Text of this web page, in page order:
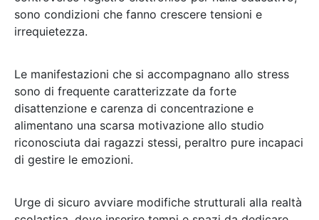
sono condizioni che fanno crescere tensioni e
irrequietezza.
Le manifestazioni che si accompagnano allo stress
sono di frequente caratterizzate da forte
disattenzione e carenza di concentrazione e
alimentano una scarsa motivazione allo studio
riconosciuta dai ragazzi stessi, peraltro pure incapaci
di gestire le emozioni.
Urge di sicuro avviare modifiche strutturali alla realtà